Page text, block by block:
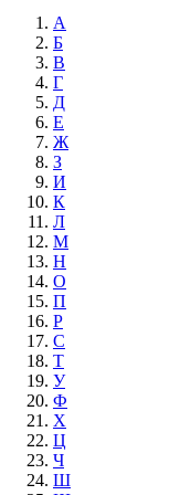
А
Б
В
Г
Д
Е
Ж
З
И
К
Л
М
Н
О
П
Р
С
Т
У
Ф
Х
Ц
Ч
Ш